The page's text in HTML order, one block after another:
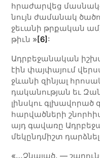
հրա­ժար­վեց
նույն ժա­մա­նակ
ջեւա­նի թրքա­կան
թիւն »[6]:
Ադր­բե­ջա­նա­կան
էին փայ­փա­յում
ջևա­նի զի­նյալ
դա­կա­նու­թյան եւ
լինս­կու
հար­ված­նե­րի
այդ գա­վա­ռը
մեկ­ընդ­միշտ
«…Չնա­յած, —